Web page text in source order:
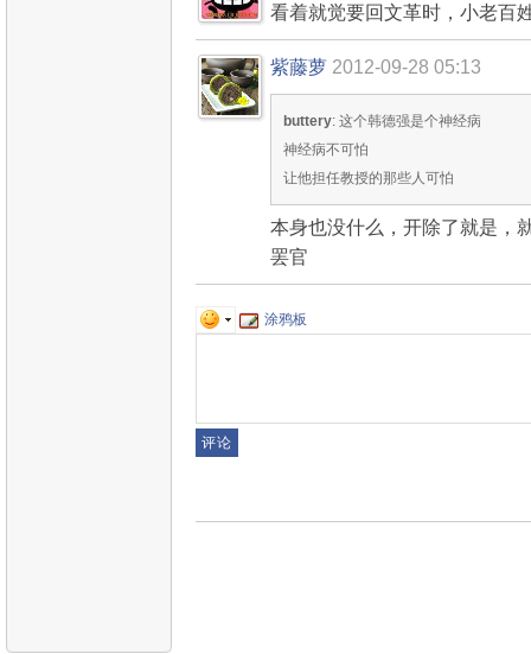
看着就觉要回文革时，小老百
紫藤萝 2012-09-28 05:13
buttery: 这个韩德强是个神经病
神经病不可怕
让他担任教授的那些人可怕
本身也没什么，开除了就是，
罢官
涂鸦板